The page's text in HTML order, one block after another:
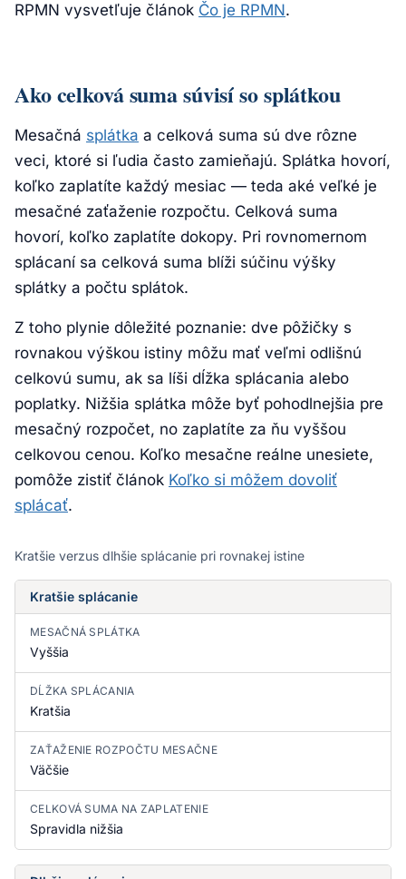
RPMN vysvetľuje článok Čo je RPMN.
Ako celková suma súvisí so splátkou
Mesačná splátka a celková suma sú dve rôzne
veci, ktoré si ľudia často zamieňajú. Splátka hovorí,
koľko zaplatíte každý mesiac — teda aké veľké je
mesačné zaťaženie rozpočtu. Celková suma
hovorí, koľko zaplatíte dokopy. Pri rovnomernom
splácaní sa celková suma blíži súčinu výšky
splátky a počtu splátok.
Z toho plynie dôležité poznanie: dve pôžičky s
rovnakou výškou istiny môžu mať veľmi odlišnú
celkovú sumu, ak sa líši dĺžka splácania alebo
poplatky. Nižšia splátka môže byť pohodlnejšia pre
mesačný rozpočet, no zaplatíte za ňu vyššou
celkovou cenou. Koľko mesačne reálne unesiete,
pomôže zistiť článok Koľko si môžem dovoliť
splácať.
Kratšie verzus dlhšie splácanie pri rovnakej istine
Kratšie splácanie
MESAČNÁ SPLÁTKA
Vyššia
DĹŽKA SPLÁCANIA
Kratšia
ZAŤAŽENIE ROZPOČTU MESAČNE
Väčšie
CELKOVÁ SUMA NA ZAPLATENIE
Spravidla nižšia